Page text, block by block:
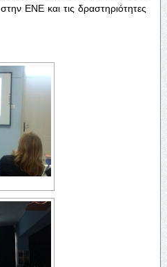
ΕΝΕ και τις δραστηριότητες